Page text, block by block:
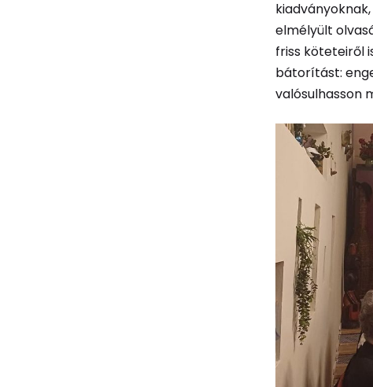
elmélyült
friss köteteiről
bátorítást:
valósulhasson